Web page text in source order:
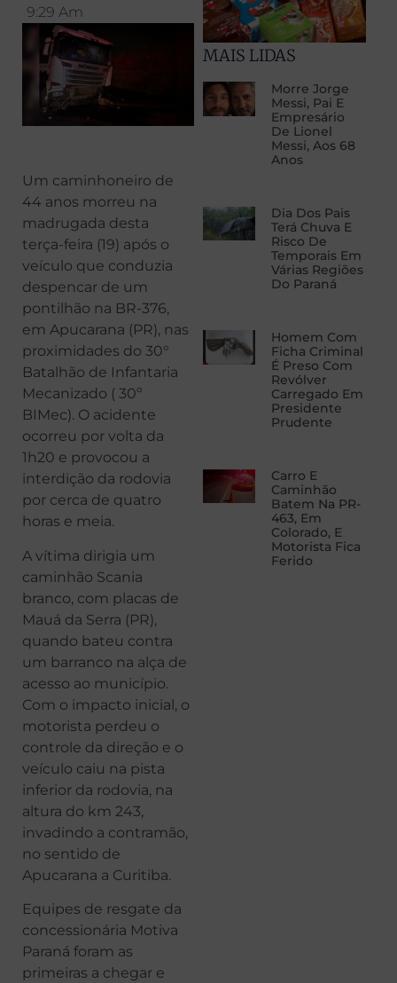
9:29 Am
Um caminhoneiro de
44 anos morreu na
madrugada desta
terça-feira (19) após o
veículo que conduzia
despencar de um
pontilhão na BR-376,
em Apucarana (PR), nas
proximidades do 30°
Batalhão de Infantaria
Mecanizado ( 30º
BIMec). O acidente
ocorreu por volta da
1h20 e provocou a
interdição da rodovia
por cerca de quatro
horas e meia.
A vítima dirigia um
caminhão Scania
branco, com placas de
Mauá da Serra (PR),
quando bateu contra
um barranco na alça de
acesso ao município.
Com o impacto inicial, o
motorista perdeu o
controle da direção e o
veículo caiu na pista
inferior da rodovia, na
altura do km 243,
invadindo a contramão,
no sentido de
Apucarana a Curitiba.
Equipes de resgate da
concessionária Motiva
Paraná foram as
primeiras a chegar e
MAIS LIDAS
Morre Jorge
Messi, Pai E
Empresário
De Lionel
Messi, Aos 68
Anos
Dia Dos Pais
Terá Chuva E
Risco De
Temporais Em
Várias Regiões
Do Paraná
Homem Com
Ficha Criminal
É Preso Com
Revólver
Carregado Em
Presidente
Prudente
Carro E
Caminhão
Batem Na PR-
463, Em
Colorado, E
Motorista Fica
Ferido